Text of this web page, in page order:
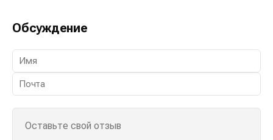
Обсуждение